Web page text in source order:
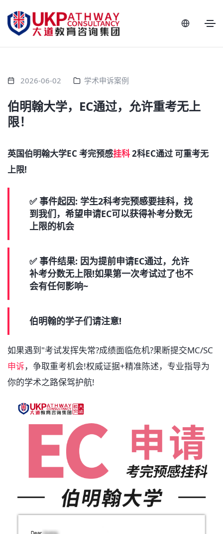
2026-06-02 学术申诉案例
伯明翰大学，EC通过，允许重考无上
限！
英国伯明翰大学EC 考完预感挂科2科EC通过 可重考无
上限!
✅ 事件起因: 学生2科考完预感要挂科，找
到我们，希望申请EC可以获得补考分数无
上限的机会
✅ 事件结果: 因为提前申请EC通过，允许
补考分数无上限!如果第一次考试过了也不
会有任何影响~
伯明翰的学子们请注意!
如果遇到​​"考试发挥失常?成绩面临危机?果断提交MC/SC
申诉，争取重考机会!权威证据+精准陈述，专业指导为
你的学术之路保驾护航!